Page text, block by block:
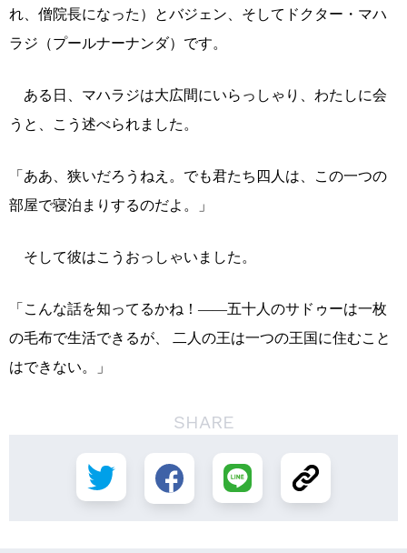
れ、僧院長になった）とバジェン、そしてドクター・マハ
ラジ（プールナーナンダ）です。
ある日、マハラジは大広間にいらっしゃり、わたしに会
うと、こう述べられました。
「ああ、狭いだろうねえ。でも君たち四人は、この一つの
部屋で寝泊まりするのだよ。」
そして彼はこうおっしゃいました。
「こんな話を知ってるかね！――五十人のサドゥーは一枚
の毛布で生活できるが、 二人の王は一つの王国に住むこと
はできない。」
SHARE